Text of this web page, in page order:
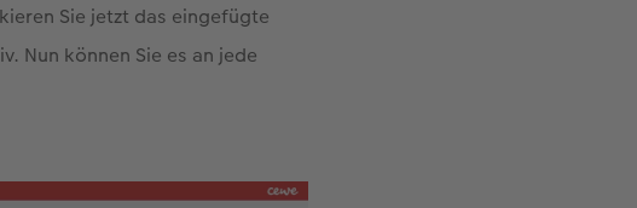
Sie jetzt das eingefügte
Nun können Sie es an jede